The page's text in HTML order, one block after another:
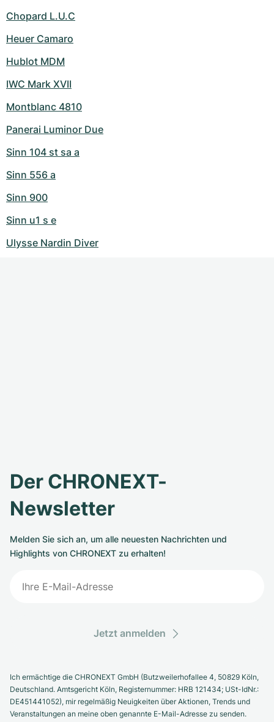
Chopard L.U.C
Heuer Camaro
Hublot MDM
IWC Mark XVII
Montblanc 4810
Panerai Luminor Due
Sinn 104 st sa a
Sinn 556 a
Sinn 900
Sinn u1 s e
Ulysse Nardin Diver
Der CHRONEXT-
Newsletter
Melden Sie sich an, um alle neuesten Nachrichten und
Highlights von CHRONEXT zu erhalten!
Jetzt anmelden
Ich ermächtige die CHRONEXT GmbH (Butzweilerhofallee 4, 50829 Köln,
Deutschland. Amtsgericht Köln, Registernummer: HRB 121434; USt-IdNr.:
DE451441052), mir regelmäßig Neuigkeiten über Aktionen, Trends und
Veranstaltungen an meine oben genannte E-Mail-Adresse zu senden.